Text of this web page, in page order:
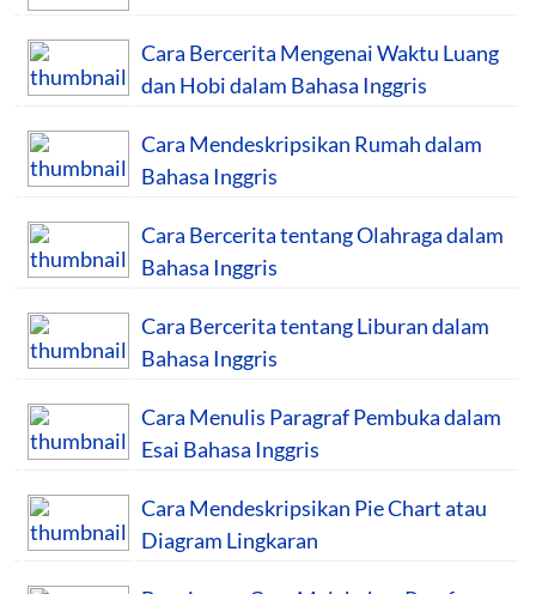
Cara Bercerita Mengenai Waktu Luang
dan Hobi dalam Bahasa Inggris
Cara Mendeskripsikan Rumah dalam
Bahasa Inggris
Cara Bercerita tentang Olahraga dalam
Bahasa Inggris
Cara Bercerita tentang Liburan dalam
Bahasa Inggris
Cara Menulis Paragraf Pembuka dalam
Esai Bahasa Inggris
Cara Mendeskripsikan Pie Chart atau
Diagram Lingkaran